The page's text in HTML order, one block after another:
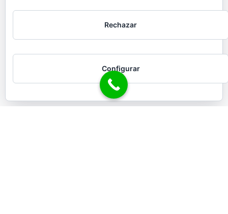
Rechazar
Configurar